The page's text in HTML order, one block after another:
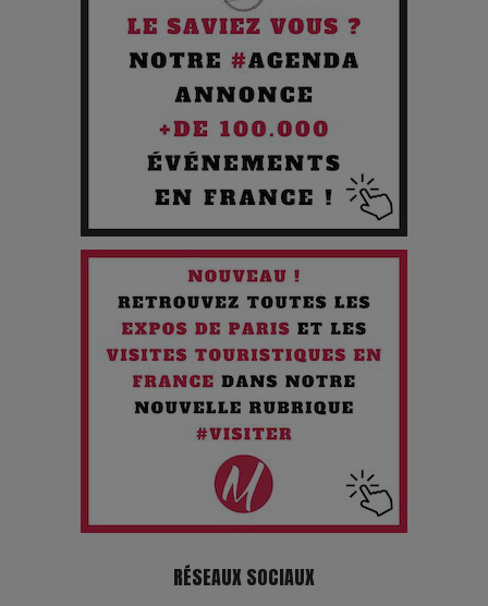
Pourquoi les Petites Entreprises Créatives Deviennent les
Les 3 meilleures destinations pour des vacances sportives
Quand l'Opéra Rencontre l'IA : Lola Volonakis, l'Artiste du
Paradoxe qui Chante le Futur
Chien 51 - Quand l’IA prend le pouvoir : une plongée dans un
futur troublant
Maïra Kerey, la “voix d’or du Kazakhstan”, célèbre ses 30
ans de carrière à la Salle Gaveau
Les dessous de la fast fashion : un désastre écologique en
RÉSEAUX SOCIAUX